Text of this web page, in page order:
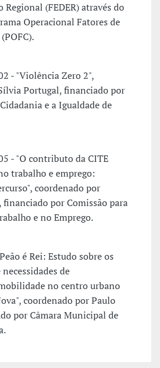
(FEDER) através do
Operacional Fatores de
- "Violência Zero 2",
Portugal, financiado por
e a Igualdade de
- "O contributo da CITE
trabalho e emprego:
coordenado por
por Comissão para
e no Emprego.
é Rei: Estudo sobre os
de
no centro urbano
coordenado por Paulo
por Câmara Municipal de